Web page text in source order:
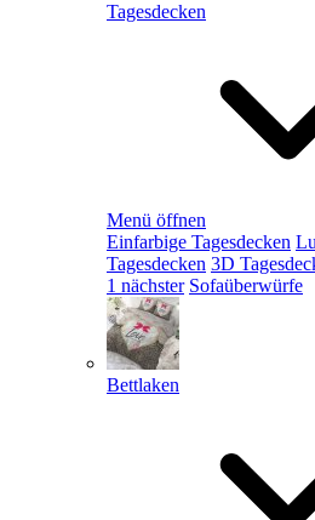
Tagesdecken
Menü öffnen
Einfarbige Tagesdecken
Tagesdecken 3D
1 nächster Sofaüberwürfe
Bettlaken